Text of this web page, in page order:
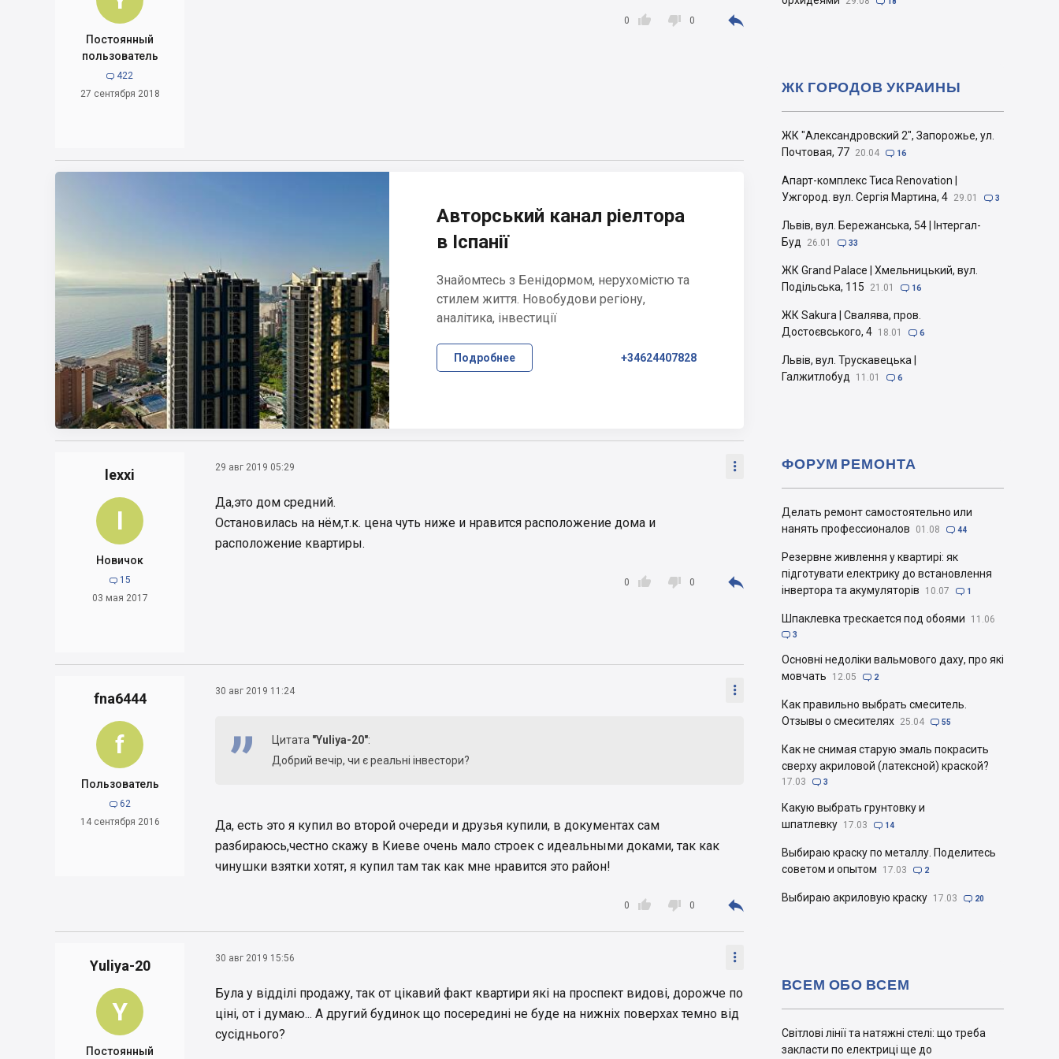
Постоянный
пользователь
 422
27 сентября 2018

0  0 
lexxi
l
Новичок
 15
03 мая 2017
29 авг 2019 05:29 
Да,это дом средний.
Остановилась на нём,т.к. цена чуть ниже и нравится расположение дома и
расположение квартиры.

0  0 
fna6444
f
Пользователь
 62
14 сентября 2016
30 авг 2019 11:24 
Цитата "Yuliya-20":
Добрий вечір, чи є реальні інвестори?
Да, есть это я купил во второй очереди и друзья купили, в документах сам
разбираюсь,честно скажу в Киеве очень мало строек с идеальными доками, так как
чинушки взятки хотят, я купил там так как мне нравится это район!

0  0 
Yuliya-20
Y
Постоянный
30 авг 2019 15:56 
Була у відділі продажу, так от цікавий факт квартири які на проспект видові, дорожче по
ціні, от і думаю... А другий будинок що посередині не буде на нижніх поверхах темно від
сусіднього?
Авторський канал ріелтора
в Іспанії
Знайомтесь з Бенідормом, нерухомістю та
стилем життя. Новобудови регіону,
аналітика, інвестиції
Подробнее +34624407828
ЖК "Александровский 2", Запорожье, ул.
Почтовая, 77 20.04  16
Апарт-комплекс Тиса Renovation |
Ужгород. вул. Сергія Мартина, 4 29.01  3
Львів, вул. Бережанська, 54 | Інтергал-
Буд
26.01  33
ЖК Grand Palace | Хмельницький, вул.
Подільська, 115
21.01  16
ЖК Sakura | Свалява, пров.
Достоєвського, 4 18.01  6
Львів, вул. Трускавецька |
Галжитлобуд
11.01  6
ЖК ГОРОДОВ УКРАИНЫ
Делать ремонт самостоятельно или
нанять профессионалов
01.08  44
Резервне живлення у квартирі: як
підготувати електрику до встановлення
інвертора та акумуляторів
10.07  1
Шпаклевка трескается под обоями 11.06
 3
Основні недоліки вальмового даху, про які
мовчать
12.05  2
Как правильно выбрать смеситель.
Отзывы о смесителях 25.04  55
Как не снимая старую эмаль покрасить
сверху акриловой (латексной) краской?
17.03  3
Какую выбрать грунтовку и
шпатлевку 17.03  14
Выбираю краску по металлу. Поделитесь
советом и опытом
17.03  2
Выбираю акриловую краску 17.03  20
ФОРУМ РЕМОНТА
Світлові лінії та натяжні стелі: що треба
закласти по електриці ще до
ВСЕМ ОБО ВСЕМ